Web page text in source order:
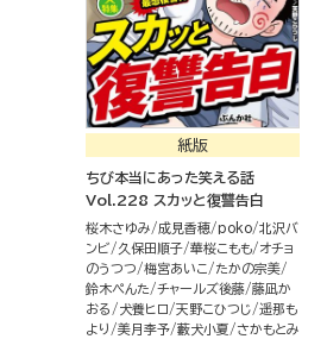
紙版
ちび本当にあった笑える話
Vol.228 スカッと復讐告白
桜木さゆみ 成見香穂 poko 北沢バ
ンビ
久保田順子 華桜こもも
オチョ
のうつつ
梅宮あいこ
たかの宗美
鈴木ぺんた
チャールズ後藤 藤凪か
おる
犬養ヒロ 天野こひつじ
遥那も
より
美月李予 藪犬小夏
さかもとみ